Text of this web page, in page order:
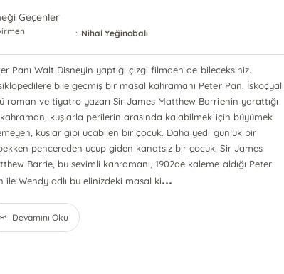
Geçenler
: Nihal Yeğinobalı
Panı Walt Disneyin yaptığı çizgi filmden de bileceksiniz.
bile geçmiş bir masal kahramanı Peter Pan. İskoçyalı
roman ve tiyatro yazarı Sir James Matthew Barrienin yarattığı
kuşlarla perilerin arasında kalabilmek için büyümek
kuşlar gibi uçabilen bir çocuk. Daha yedi günlük bir
pencereden uçup giden kanatsız bir çocuk. Sir James
Barrie, bu sevimli kahramanı, 1902de kaleme aldığı Peter
ile Wendy adlı bu elinizdeki masal ki...
Devamını Oku